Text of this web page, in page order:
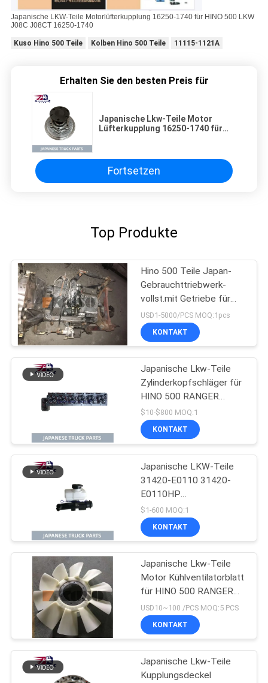
Japanische LKW-Teile Motorlüfterkupplung 16250-1740 für HINO 500 LKW
J08C J08CT 16250-1740
Kuso Hino 500 Teile Kolben Hino 500 Teile 11115-1121A
Erhalten Sie den besten Preis für
Japanische Lkw-Teile Motor
Lüfterkupplung 16250-1740 für
Fortsetzen
Top Produkte
Hino 500 Teile Japan-
Gebrauchttriebwerk-
vollst.mit Getriebe für
gute Zustand HINO 500
Strecken-J08CT
USD1-5000/PCS MOQ:1pcs
KONTAKT
Japanische Lkw-Teile
Zylinderkopfschläger für
HINO 500 RANGER
J08C-UJ J08CT OEM
11101-E0541
$10-$800 MOQ:1
KONTAKT
Japanische LKW-Teile
31420-E0110 31420-
E0110HP
Kupplungsnehmerzylinder
für HINO 500 J08E
$1-600 MOQ:1
KONTAKT
Japanische Lkw-Teile
Motor Kühlventilatorblatt
für HINO 500 RANGER
J08E EURO 4 10
BLADES
USD10~100 /PCS MOQ:5 PCS
KONTAKT
Japanische Lkw-Teile
Kupplungsdeckel